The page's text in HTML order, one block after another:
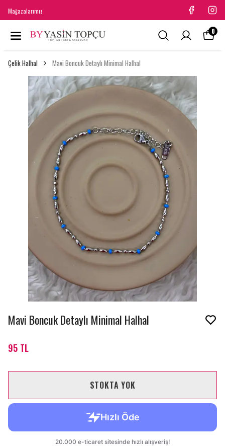
Mağazalarımız
0
Çelik Halhal Mavi Boncuk Detaylı Minimal Halhal
Mavi Boncuk Detaylı Minimal Halhal
95 TL
STOKTA YOK